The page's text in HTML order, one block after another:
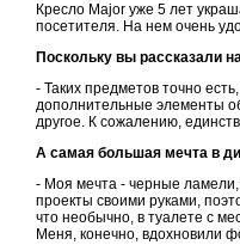
Кресло Major уже 5 лет
посетителя. На нем очень
Поскольку вы рассказали
- Таких предметов точно
дополнительные элементы
другое. К сожалению,
А самая большая мечта в
- Моя мечта - черные
проекты своими руками,
что необычно, в туалете с
Меня, конечно, вдохновили